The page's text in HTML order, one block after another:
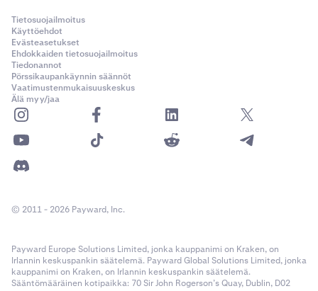
Tietosuojailmoitus
Käyttöehdot
Evästeasetukset
Ehdokkaiden tietosuojailmoitus
Tiedonannot
Pörssikaupankäynnin säännöt
Vaatimustenmukaisuuskeskus
Älä myy/jaa
© 2011 - 2026 Payward, Inc.
Payward Europe Solutions Limited, jonka kauppanimi on Kraken, on
Irlannin keskuspankin säätelemä. Payward Global Solutions Limited, jonka
kauppanimi on Kraken, on Irlannin keskuspankin säätelemä.
Sääntömääräinen kotipaikka: 70 Sir John Rogerson’s Quay, Dublin, D02